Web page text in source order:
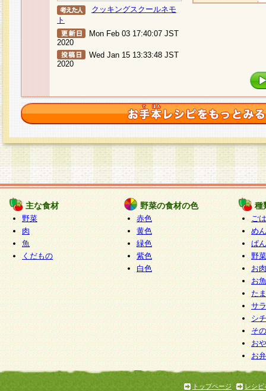
クッキングスクールネモ
ト
Mon Feb 03 17:40:07 JST
2020
Wed Jan 15 13:33:48 JST
2020
主な食材
野菜
肉
魚
くだもの
野菜の食材の色
赤色
黄色
緑色
紫色
白色
種
ご
めん
ぱん
野
お
お
た
サ
シ
そ
お
お
トップページ
レシピ